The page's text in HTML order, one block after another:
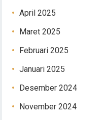
April 2025
Maret 2025
Februari 2025
Januari 2025
Desember 2024
November 2024